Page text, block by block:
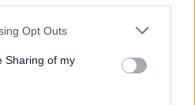
Opt Outs
Sharing of my
de adoptar, con los datos de
la misma.
por el sector salud.